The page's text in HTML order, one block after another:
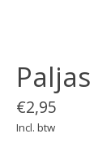
€2,95
Incl. btw